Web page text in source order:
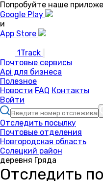
Попробуйте наше
Google Play
и
App Store
1Track
Почтовые сервисы
Api для бизнеса
Полезное
Новости FAQ Контакты
Войти
Отследить посылку
Почтовые отделения
Новгородская область
Солецкий район
деревня Гряда
Отследить